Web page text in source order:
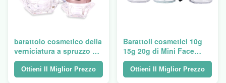
barattolo cosmetico della
verniciatura a spruzzo pp
del barattolo della crema
di fronte di 5g 10g 15g
Ottieni Il Miglior Prezzo
Barattoli cosmetici 10g
15g 20g di Mini Face
Cream Jar Plastic del
coperchio dei pp
Ottieni Il Miglior Prezzo